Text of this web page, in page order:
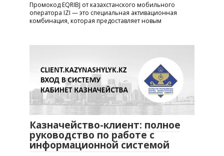
Промокод EQRIBJ от казахстанского мобильного
оператора IZI — это специальная активационная
комбинация, которая предоставляет новым
Казначейство-клиент: полное
руководство по работе с
информационной системой